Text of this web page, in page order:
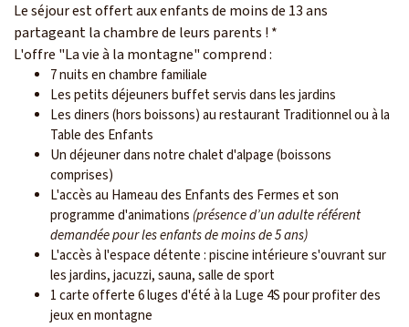
Le séjour est offert aux enfants de moins de 13 ans
partageant la chambre de leurs parents ! *
L'offre "La vie à la montagne" comprend :
7 nuits en chambre familiale
Les petits déjeuners buffet servis dans les jardins
Les diners (hors boissons) au restaurant Traditionnel ou à la
Table des Enfants
Un déjeuner dans notre chalet d'alpage (boissons
comprises)
L'accès au Hameau des Enfants des Fermes et son
programme d'animations (présence d’un adulte référent
demandée pour les enfants de moins de 5 ans)
L'accès à l'espace détente : piscine intérieure s'ouvrant sur
les jardins, jacuzzi, sauna, salle de sport
1 carte offerte 6 luges d'été à la Luge 4S pour profiter des
jeux en montagne